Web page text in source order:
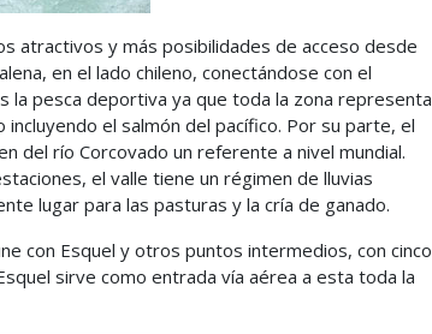
atractivos y más posibilidades de acceso desde
en el lado chileno, conectándose con el
la pesca deportiva ya que toda la zona representa
el salmón del pacífico. Por su parte, el
del río Corcovado un referente a nivel mundial.
el valle tiene un régimen de lluvias
lugar para las pasturas y la cría de ganado.
con Esquel y otros puntos intermedios, con cinco
sirve como entrada vía aérea a esta toda la